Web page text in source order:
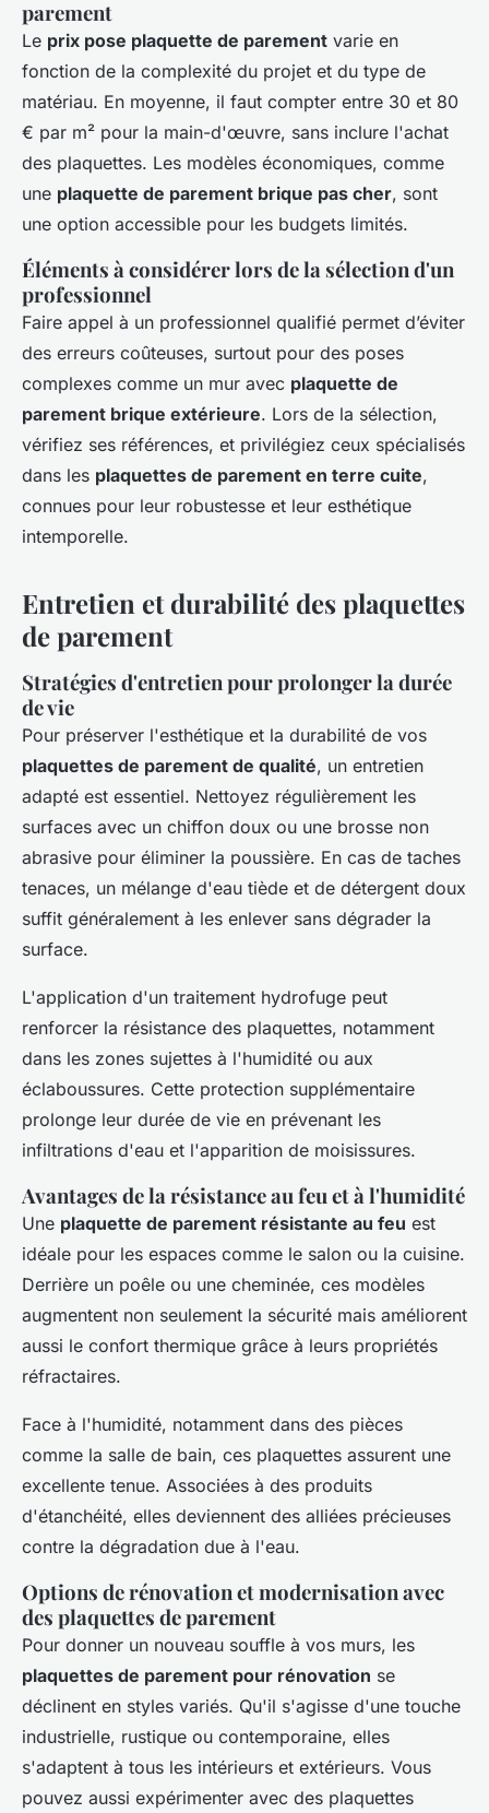
parement
Le prix pose plaquette de parement varie en
fonction de la complexité du projet et du type de
matériau. En moyenne, il faut compter entre 30 et 80
€ par m² pour la main-d'œuvre, sans inclure l'achat
des plaquettes. Les modèles économiques, comme
une plaquette de parement brique pas cher, sont
une option accessible pour les budgets limités.
Éléments à considérer lors de la sélection d'un
professionnel
Faire appel à un professionnel qualifié permet d’éviter
des erreurs coûteuses, surtout pour des poses
complexes comme un mur avec plaquette de
parement brique extérieure. Lors de la sélection,
vérifiez ses références, et privilégiez ceux spécialisés
dans les plaquettes de parement en terre cuite,
connues pour leur robustesse et leur esthétique
intemporelle.
Entretien et durabilité des plaquettes
de parement
Stratégies d'entretien pour prolonger la durée
de vie
Pour préserver l'esthétique et la durabilité de vos
plaquettes de parement de qualité, un entretien
adapté est essentiel. Nettoyez régulièrement les
surfaces avec un chiffon doux ou une brosse non
abrasive pour éliminer la poussière. En cas de taches
tenaces, un mélange d'eau tiède et de détergent doux
suffit généralement à les enlever sans dégrader la
surface.
L'application d'un traitement hydrofuge peut
renforcer la résistance des plaquettes, notamment
dans les zones sujettes à l'humidité ou aux
éclaboussures. Cette protection supplémentaire
prolonge leur durée de vie en prévenant les
infiltrations d'eau et l'apparition de moisissures.
Avantages de la résistance au feu et à l'humidité
Une plaquette de parement résistante au feu est
idéale pour les espaces comme le salon ou la cuisine.
Derrière un poêle ou une cheminée, ces modèles
augmentent non seulement la sécurité mais améliorent
aussi le confort thermique grâce à leurs propriétés
réfractaires.
Face à l'humidité, notamment dans des pièces
comme la salle de bain, ces plaquettes assurent une
excellente tenue. Associées à des produits
d'étanchéité, elles deviennent des alliées précieuses
contre la dégradation due à l'eau.
Options de rénovation et modernisation avec
des plaquettes de parement
Pour donner un nouveau souffle à vos murs, les
plaquettes de parement pour rénovation se
déclinent en styles variés. Qu'il s'agisse d'une touche
industrielle, rustique ou contemporaine, elles
s'adaptent à tous les intérieurs et extérieurs. Vous
pouvez aussi expérimenter avec des plaquettes